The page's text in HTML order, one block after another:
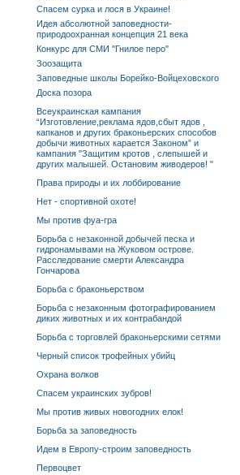
Спасем сурка и лося в Украине!
Идея абсолютной заповедности-
природоохранная концепция 21 века
Конкурс для СМИ "Гнилое перо"
Зоозащита
Заповедные школы Борейко-Войцеховского
Доска позора
Всеукраинская кампания
“Изготовление,реклама ядов,сбыт ядов ,
капканов и других браконьерских способов
добычи животных карается Законом” и
кампания "Защитим кротов , слепышей и
других малышей. Остановим живодеров! "
Права природы и их лоббирование
Нет - спортивной охоте!
Мы против фуа-гра
Борьба с незаконной добычей песка и
гидронамывами на Жуковом острове.
Расследование смерти Александра
Гончарова
Борьба с браконьерством
Борьба с незаконным фотографированием
диких животных и их контрабандой
Борьба с торговлей браконьерскими сетями
Черный список трофейных убийц
Охрана волков
Спасем украинских зубров!
Мы против живых новогодних елок!
Борьба за заповедность
Идем в Европу-строим заповедность
Первоцвет